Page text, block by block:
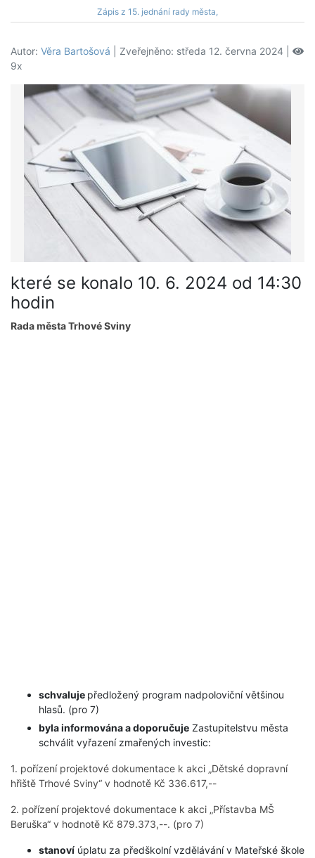
Zápis z 15. jednání rady města,
Autor: Věra Bartošová | Zveřejněno: středa 12. června 2024 |
9x
které se konalo 10. 6. 2024 od 14:30
hodin
Rada města Trhové Sviny
schvaluje předložený program nadpoloviční většinou
hlasů. (pro 7)
byla informována a doporučuje Zastupitelstvu města
schválit vyřazení zmařených investic:
1. pořízení projektové dokumentace k akci „Dětské dopravní
hřiště Trhové Sviny“ v hodnotě Kč 336.617,--
2. pořízení projektové dokumentace k akci „Přístavba MŠ
Beruška“ v hodnotě Kč 879.373,--. (pro 7)
stanoví úplatu za předškolní vzdělávání v Mateřské škole